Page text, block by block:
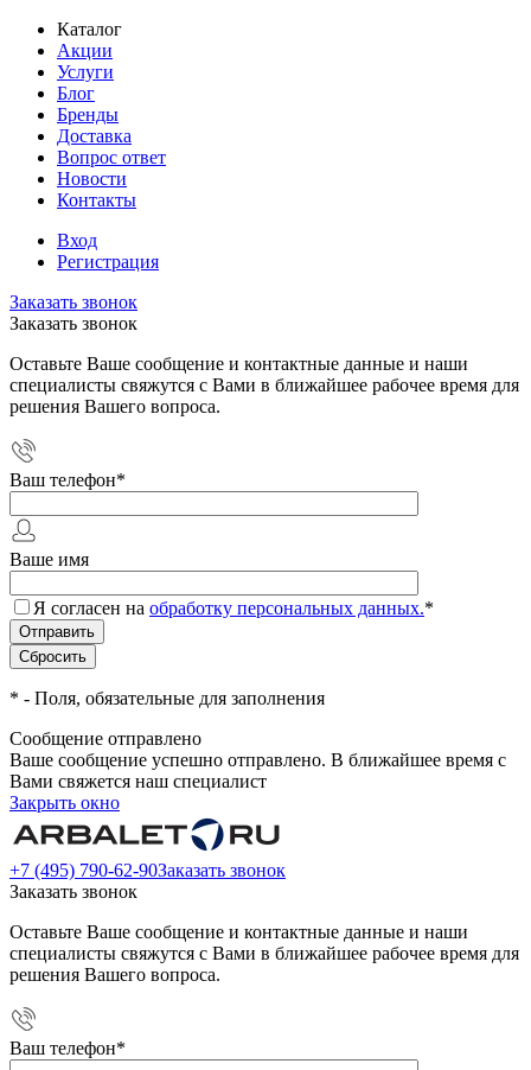
Каталог
Акции
Услуги
Блог
Бренды
Доставка
Вопрос ответ
Новости
Контакты
Вход
Регистрация
Заказать звонок
Заказать звонок
Оставьте Ваше сообщение и контактные данные и наши
специалисты свяжутся с Вами в ближайшее рабочее время для
решения Вашего вопроса.
Ваш телефон*
Ваше имя
Я согласен на обработку персональных данных.*
* - Поля, обязательные для заполнения
Сообщение отправлено
Ваше сообщение успешно отправлено. В ближайшее время с
Вами свяжется наш специалист
Закрыть окно
+7 (495) 790-62-90Заказать звонок
Заказать звонок
Оставьте Ваше сообщение и контактные данные и наши
специалисты свяжутся с Вами в ближайшее рабочее время для
решения Вашего вопроса.
Ваш телефон*